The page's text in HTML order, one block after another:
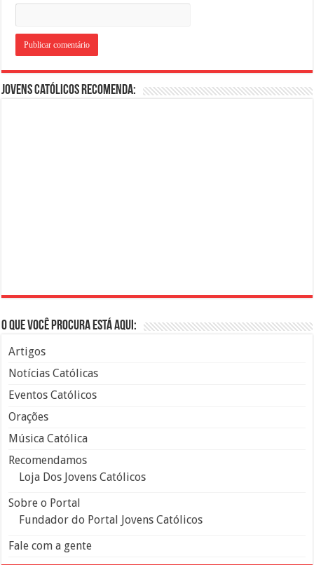
Jovens Católicos Recomenda:
O que você procura está aqui:
Artigos
Notícias Católicas
Eventos Católicos
Orações
Música Católica
Recomendamos
Loja Dos Jovens Católicos
Sobre o Portal
Fundador do Portal Jovens Católicos
Fale com a gente